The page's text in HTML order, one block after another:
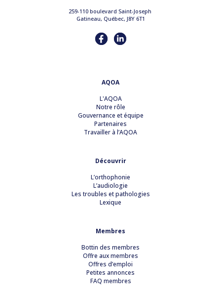
259-110 boulevard Saint-Joseph
Gatineau, Québec, J8Y 6T1
AQOA
L'AQOA
Notre rôle
Gouvernance et équipe
Partenaires
Travailler à l’AQOA
Découvrir
L’orthophonie
L’audiologie
Les troubles et pathologies
Lexique
Membres
Bottin des membres
Offre aux membres
Offres d’emploi
Petites annonces
FAQ membres